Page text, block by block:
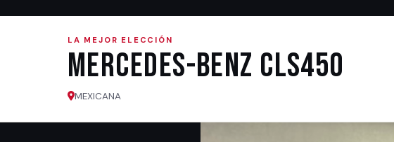
LA MEJOR ELECCIÓN
Mercedes-Benz CLS450
MEXICANA